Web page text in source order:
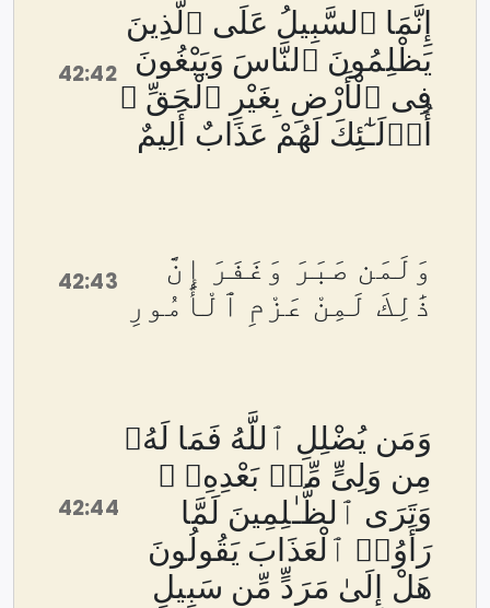
42:42
إِنَّمَا ٱلسَّبِيلُ عَلَى ٱلَّذِينَ
يَظْلِمُونَ ٱلنَّاسَ وَيَبْغُونَ
فِى ٱلْأَرْضِ بِغَيْرِ ٱلْحَقِّ ۚ
أُو۟لَـٰٓئِكَ لَهُمْ عَذَابٌ أَلِيمٌ
42:43
وَلَمَن صَبَرَ وَغَفَرَ إِنَّ
ذَٰلِكَ لَمِنْ عَزْمِ ٱلْأُمُورِ
42:44
وَمَن يُضْلِلِ ٱللَّهُ فَمَا لَهُۥ
مِن وَلِىٍّ مِّنۢ بَعْدِهِۦ ۗ
وَتَرَى ٱلظَّـٰلِمِينَ لَمَّا
رَأَوُا۟ ٱلْعَذَابَ يَقُولُونَ
هَلْ إِلَىٰ مَرَدٍّ مِّن سَبِيلٍ